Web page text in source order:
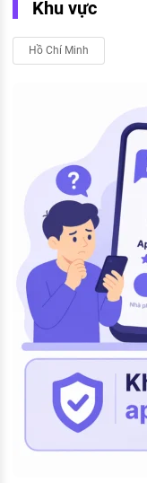
Khu vực
Hồ Chí Minh